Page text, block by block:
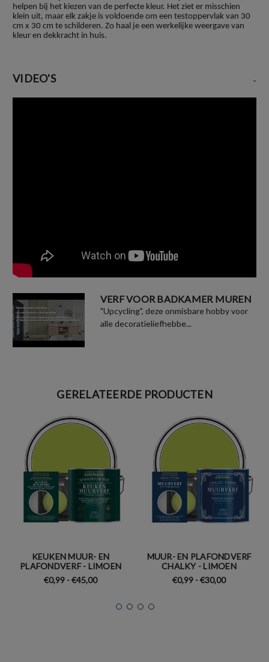
helpen bij het kiezen van de perfecte kleur. Het ziet er misschien
klein uit, maar elk zakje is voldoende om een testoppervlak van 30
cm x 30 cm te schilderen. Zo haal je een werkelijke weergave van
kleur en dekkracht in huis.
VIDEO'S -
VERF VOOR BADKAMER MUREN
"Upcycling", deze onmisbare hobby voor
alle decoratieliefhebbe...
GERELATEERDE PRODUCTEN
KEUKEN MUUR- EN
PLAFONDVERF - LIMOEN
€0,99 - €45,00
MUUR- EN PLAFONDVERF
CHALKY - LIMOEN
€0,99 - €30,00